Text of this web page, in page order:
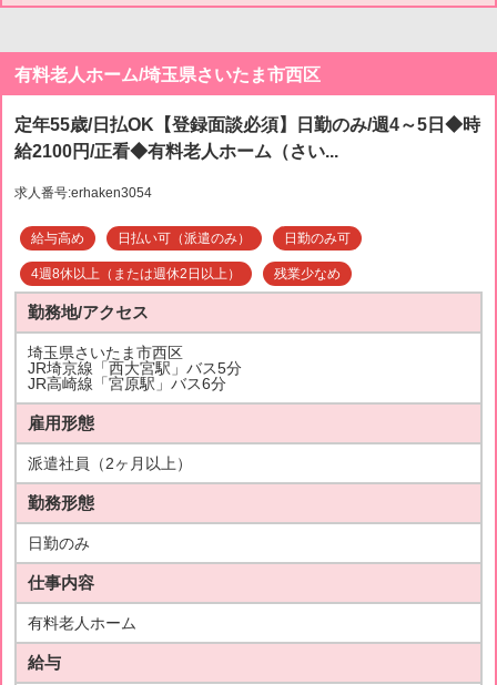
有料老人ホーム/埼玉県さいたま市西区
定年55歳/日払OK【登録面談必須】日勤のみ/週4～5日◆時
給2100円/正看◆有料老人ホーム（さい...
求人番号:erhaken3054
給与高め 日払い可（派遣のみ） 日勤のみ可
4週8休以上（または週休2日以上） 残業少なめ
勤務地/アクセス
埼玉県さいたま市西区
JR埼京線「西大宮駅」バス5分
JR高崎線「宮原駅」バス6分
雇用形態
派遣社員（2ヶ月以上）
勤務形態
日勤のみ
仕事内容
有料老人ホーム
給与